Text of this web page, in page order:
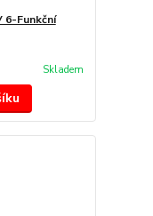
6-Funkční
Skladem